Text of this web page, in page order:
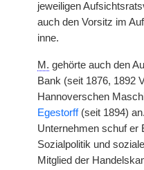
jeweiligen
auch den Vorsitz im
inne.
M. gehörte auch den
Bank (seit 1876, 1892
Hannoverschen
Egestorff(seit 1894)
Unternehmen schuf er
Sozialpolitik und
Mitglied der